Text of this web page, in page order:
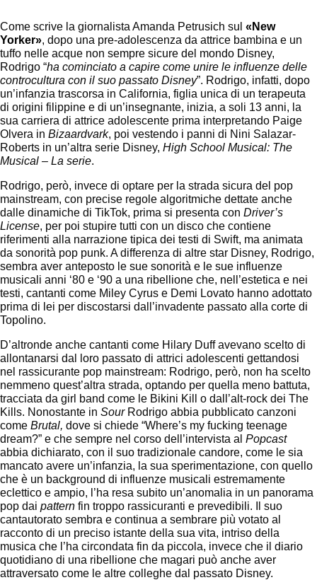
Come scrive la giornalista Amanda Petrusich sul «New
Yorker», dopo una pre-adolescenza da attrice bambina e un
tuffo nelle acque non sempre sicure del mondo Disney,
Rodrigo “ha cominciato a capire come unire le influenze delle
controcultura con il suo passato Disney”. Rodrigo, infatti, dopo
un’infanzia trascorsa in California, figlia unica di un terapeuta
di origini filippine e di un’insegnante, inizia, a soli 13 anni, la
sua carriera di attrice adolescente prima interpretando Paige
Olvera in Bizaardvark, poi vestendo i panni di Nini Salazar-
Roberts in un’altra serie Disney, High School Musical: The
Musical – La serie.
Rodrigo, però, invece di optare per la strada sicura del pop
mainstream, con precise regole algoritmiche dettate anche
dalle dinamiche di TikTok, prima si presenta con Driver’s
License, per poi stupire tutti con un disco che contiene
riferimenti alla narrazione tipica dei testi di Swift, ma animata
da sonorità pop punk. A differenza di altre star Disney, Rodrigo,
sembra aver anteposto le sue sonorità e le sue influenze
musicali anni ‘80 e ‘90 a una ribellione che, nell’estetica e nei
testi, cantanti come Miley Cyrus e Demi Lovato hanno adottato
prima di lei per discostarsi dall’invadente passato alla corte di
Topolino.
D’altronde anche cantanti come Hilary Duff avevano scelto di
allontanarsi dal loro passato di attrici adolescenti gettandosi
nel rassicurante pop mainstream: Rodrigo, però, non ha scelto
nemmeno quest’altra strada, optando per quella meno battuta,
tracciata da girl band come le Bikini Kill o dall’alt-rock dei The
Kills. Nonostante in Sour Rodrigo abbia pubblicato canzoni
come Brutal, dove si chiede “Where’s my fucking teenage
dream?” e che sempre nel corso dell’intervista al Popcast
abbia dichiarato, con il suo tradizionale candore, come le sia
mancato avere un’infanzia, la sua sperimentazione, con quello
che è un background di influenze musicali estremamente
eclettico e ampio, l’ha resa subito un’anomalia in un panorama
pop dai pattern fin troppo rassicuranti e prevedibili. Il suo
cantautorato sembra e continua a sembrare più votato al
racconto di un preciso istante della sua vita, intriso della
musica che l’ha circondata fin da piccola, invece che il diario
quotidiano di una ribellione che magari può anche aver
attraversato come le altre colleghe dal passato Disney.